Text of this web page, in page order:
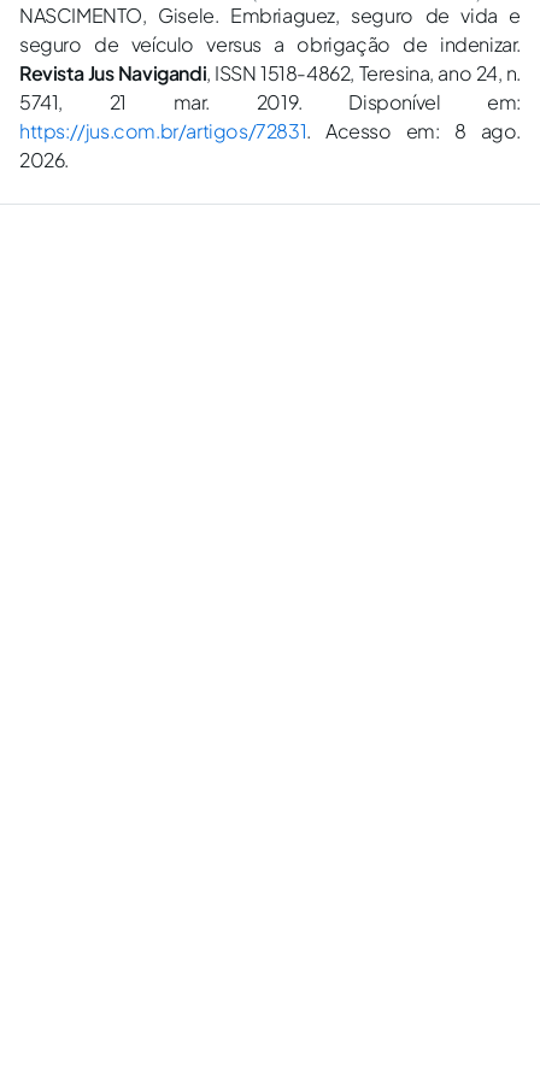
NASCIMENTO, Gisele. Embriaguez, seguro de vida e
seguro de veículo versus a obrigação de indenizar.
Revista Jus Navigandi, ISSN 1518-4862, Teresina, ano 24, n.
5741, 21 mar. 2019. Disponível em:
https://jus.com.br/artigos/72831. Acesso em: 8 ago.
2026.